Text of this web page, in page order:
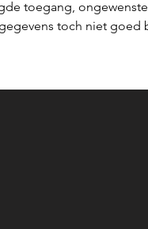
toegang,
toch niet goed